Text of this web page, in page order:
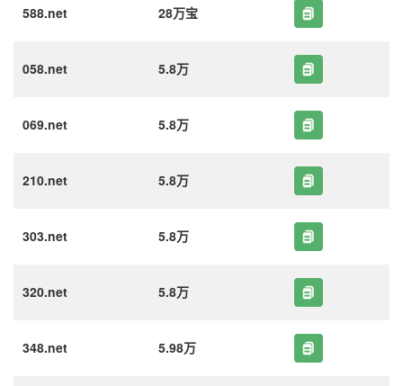
588.net 28万宝
058.net 5.8万
069.net 5.8万
210.net 5.8万
303.net 5.8万
320.net 5.8万
348.net 5.98万